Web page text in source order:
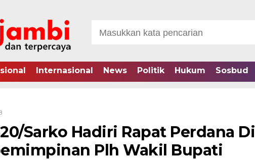
Internasional News Politik Hukum Sosbud
Sarko Hadiri Rapat Perdana Di
Plh Wakil Bupati